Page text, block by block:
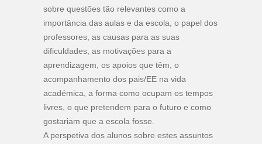
sobre questões tão relevantes como a
importância das aulas e da escola, o papel dos
professores, as causas para as suas
dificuldades, as motivações para a
aprendizagem, os apoios que têm, o
acompanhamento dos pais/EE na vida
académica, a forma como ocupam os tempos
livres, o que pretendem para o futuro e como
gostariam que a escola fosse.
A perspetiva dos alunos sobre estes assuntos